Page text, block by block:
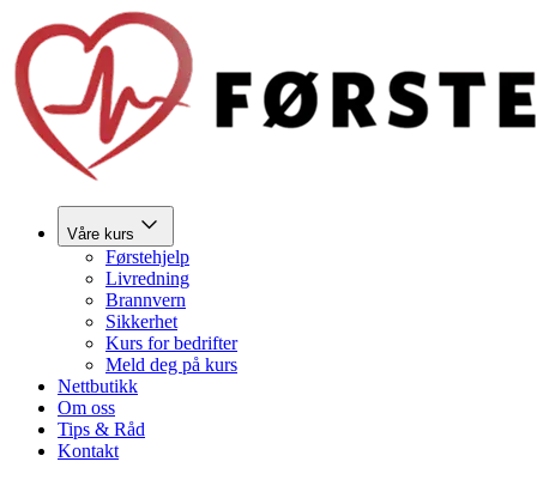
Våre kurs
Førstehjelp
Livredning
Brannvern
Sikkerhet
Kurs for bedrifter
Meld deg på kurs
Nettbutikk
Om oss
Tips & Råd
Kontakt